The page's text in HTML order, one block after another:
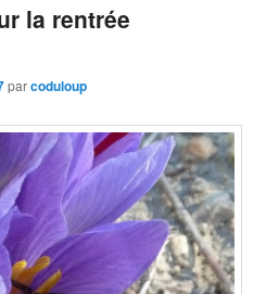
la rentrée
parcoduloup